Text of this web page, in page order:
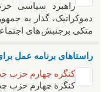
راهبرد سياسی حزب
دموکراتیک، گذار به
متکی برجنبش های
راستاهای برنامه عمل
کنگره چهارم حزب چپ
کنگره چهارم حزب چپ